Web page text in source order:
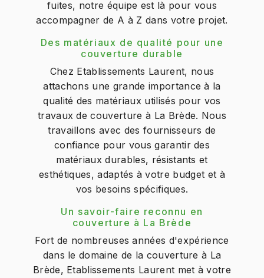
fuites, notre équipe est là pour vous
accompagner de A à Z dans votre projet.
Des matériaux de qualité pour une
couverture durable
Chez Etablissements Laurent, nous
attachons une grande importance à la
qualité des matériaux utilisés pour vos
travaux de couverture à La Brède. Nous
travaillons avec des fournisseurs de
confiance pour vous garantir des
matériaux durables, résistants et
esthétiques, adaptés à votre budget et à
vos besoins spécifiques.
Un savoir-faire reconnu en
couverture à La Brède
Fort de nombreuses années d'expérience
dans le domaine de la couverture à La
Brède, Etablissements Laurent met à votre